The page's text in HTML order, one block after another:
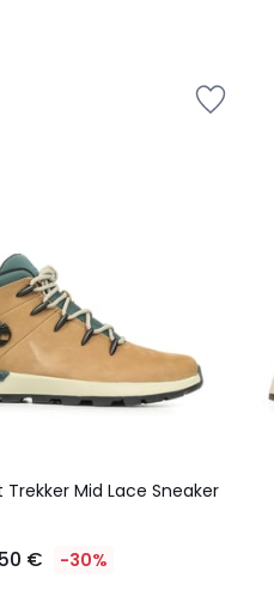
Trekker Mid Lace Sneaker
€ -30%